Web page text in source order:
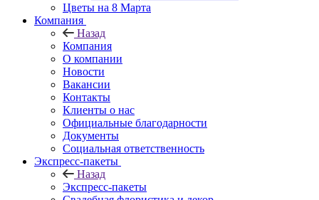
Цветы на 8 Марта
Компания
Назад
Компания
О компании
Новости
Вакансии
Контакты
Клиенты о нас
Официальные благодарности
Документы
Социальная ответственность
Экспресс-пакеты
Назад
Экспресс-пакеты